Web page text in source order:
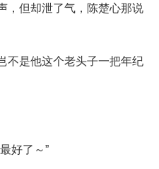
但却泄了气，陈楚心那说
不是他这个老头子一把年纪
好了～”